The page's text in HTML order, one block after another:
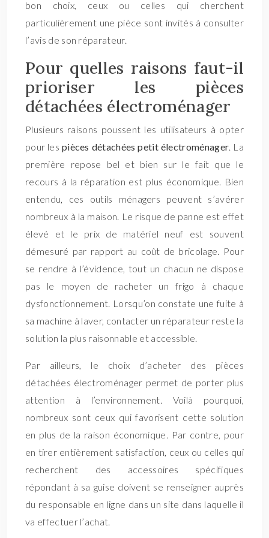
bon choix, ceux ou celles qui cherchent
particulièrement une pièce sont invités à consulter
l’avis de son réparateur.
Pour quelles raisons faut-il
prioriser les pièces
détachées électroménager
Plusieurs raisons poussent les utilisateurs à opter
pour les pièces détachées petit électroménager. La
première repose bel et bien sur le fait que le
recours à la réparation est plus économique. Bien
entendu, ces outils ménagers peuvent s’avérer
nombreux à la maison. Le risque de panne est effet
élevé et le prix de matériel neuf est souvent
démesuré par rapport au coût de bricolage. Pour
se rendre à l’évidence, tout un chacun ne dispose
pas le moyen de racheter un frigo à chaque
dysfonctionnement. Lorsqu’on constate une fuite à
sa machine à laver, contacter un réparateur reste la
solution la plus raisonnable et accessible.
Par ailleurs, le choix d’acheter des pièces
détachées électroménager permet de porter plus
attention à l’environnement. Voilà pourquoi,
nombreux sont ceux qui favorisent cette solution
en plus de la raison économique. Par contre, pour
en tirer entièrement satisfaction, ceux ou celles qui
recherchent des accessoires spécifiques
répondant à sa guise doivent se renseigner auprès
du responsable en ligne dans un site dans laquelle il
va effectuer l’achat.